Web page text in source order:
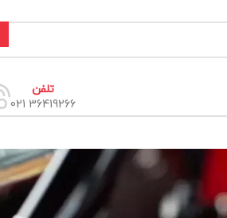
تلفن
36419266 021